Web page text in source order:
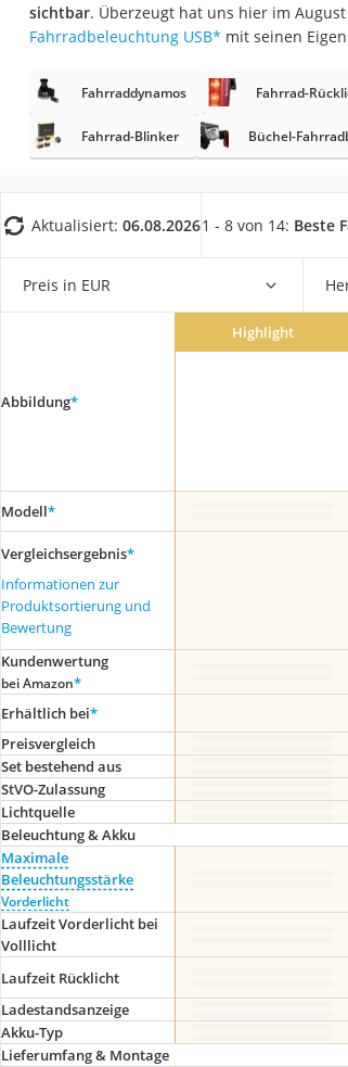
sichtbar. Überzeugt hat uns hier im
Fahrradbeleuchtung USB* mit seinen
Fahrraddynamos Fahrrad-
Fahrrad-Blinker Büchel-
Aktualisiert: 06.08.20261 - 8 von 14: Beste
Preis in EUR
Abbildung*
Highlight
Modell*
Vergleichsergebnis*
Informationen zur
Produktsortierung und
Bewertung
Kundenwertung
bei Amazon*
Erhältlich bei*
Preis­vergleich
Set bestehend aus
StVO-Zulassung
Lichtquelle
Beleuchtung & Akku
Maximale
Beleuchtungsstärke
Vorderlicht
Laufzeit Vorderlicht bei
Volllicht
Laufzeit Rücklicht
Ladestandsanzeige
Akku-Typ
Lieferumfang & Montage